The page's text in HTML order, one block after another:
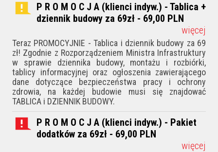
P R O M O C J A (klienci indyw.) - Tablica +
dziennik budowy za 69zł - 69,00 PLN
więcej
Teraz PROMOCYJNIE - Tablica i dziennik budowy za 69
zł! Zgodnie z Rozporządzeniem Ministra Infrastruktury
w sprawie dziennika budowy, montażu i rozbiórki,
tablicy informacyjnej oraz ogłoszenia zawierającego
dane dotyczące bezpieczeństwa pracy i ochrony
zdrowia, na każdej budowie musi się znajdować
TABLICA i DZIENNIK BUDOWY.
P R O M O C J A (klienci indyw.) - Pakiet
dodatków za 69zł - 69,00 PLN
więcej